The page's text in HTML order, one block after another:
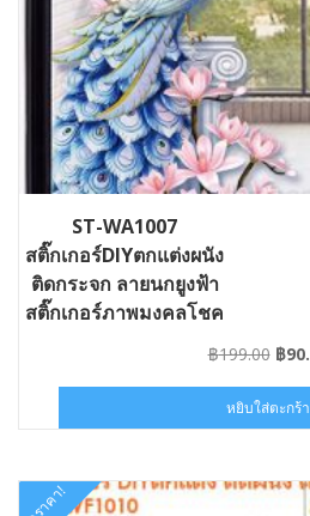
ST-WA1007
สติ๊กเกอร์DIYตกแต่งผนัง
ติดกระจก ลายนกยูงฟ้า
สติ๊กเกอร์ภาพมงคลโชค
฿199.00
was:
฿
฿
หยิบใส่ตะกร้า